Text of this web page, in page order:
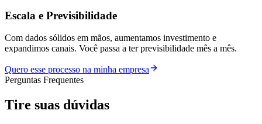
Escala e Previsibilidade
Com dados sólidos em mãos, aumentamos investimento e
expandimos canais. Você passa a ter previsibilidade mês a mês.
Quero esse processo na minha empresa
Perguntas Frequentes
Tire suas dúvidas